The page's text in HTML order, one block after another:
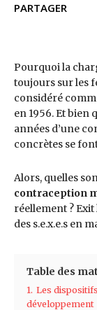
PARTAGER
Pourquoi la
toujours sur les
considéré
en 1956. Et bien
années d’une
concrètes se
Alors, quelles
contraception
réellement ? Exit
des s.e.x.e.s en
Table des
1. Les
développement